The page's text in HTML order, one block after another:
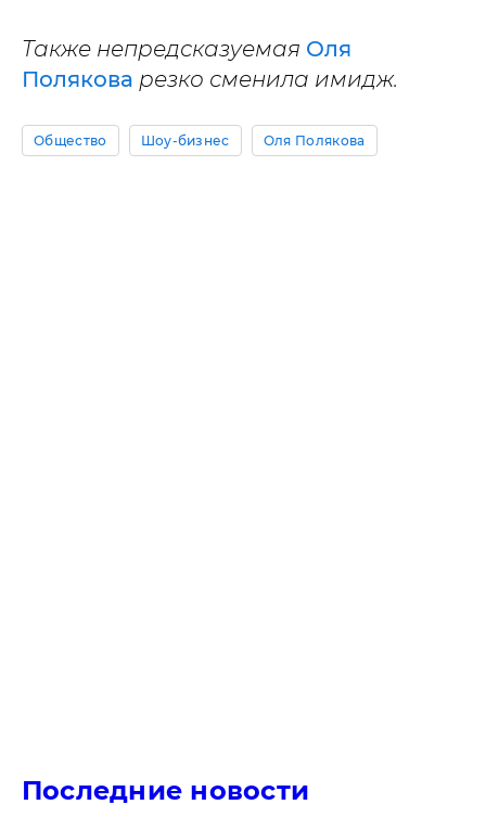
Также непредсказуемая Оля
Полякова резко сменила имидж.
Общество Шоу-бизнес Оля Полякова
Последние новости